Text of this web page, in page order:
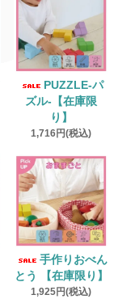
PUZZLE‐パ
ズル‐【在庫限
り】
1,716円(税込)
手作りおべん
とう 【在庫限り】
1,925円(税込)